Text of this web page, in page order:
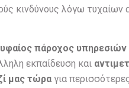
κινδύνους λόγω
πάροχος υπηρεσιών
εκπαίδευση και
μας τώραγια